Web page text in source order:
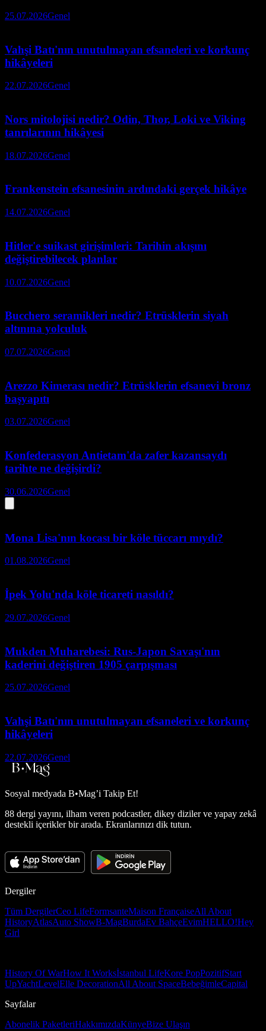
25.07.2026Genel
Vahşi Batı'nın unutulmayan efsaneleri ve korkunç
hikâyeleri
22.07.2026Genel
Nors mitolojisi nedir? Odin, Thor, Loki ve Viking
tanrılarının hikâyesi
18.07.2026Genel
Frankenstein efsanesinin ardındaki gerçek hikâye
14.07.2026Genel
Hitler'e suikast girişimleri: Tarihin akışını
değiştirebilecek planlar
10.07.2026Genel
Bucchero seramikleri nedir? Etrüsklerin siyah
altınına yolculuk
07.07.2026Genel
Arezzo Kimerası nedir? Etrüsklerin efsanevi bronz
başyapıtı
03.07.2026Genel
Konfederasyon Antietam'da zafer kazansaydı
tarihte ne değişirdi?
30.06.2026Genel
Mona Lisa'nın kocası bir köle tüccarı mıydı?
01.08.2026Genel
İpek Yolu'nda köle ticareti nasıldı?
29.07.2026Genel
Mukden Muharebesi: Rus-Japon Savaşı'nın
kaderini değiştiren 1905 çarpışması
25.07.2026Genel
Vahşi Batı'nın unutulmayan efsaneleri ve korkunç
hikâyeleri
22.07.2026Genel
Sosyal medyada B•Mag’i Takip Et!
88 dergi yayını, ilham veren podcastler, dikey diziler ve yapay zekâ
destekli içerikler bir arada. Ekranlarınızı dik tutun.
Dergiler
Tüm DergilerCeo LifeFormsanteMaison FrançaiseAll About
HistoryAtlasAuto ShowB-MagBurdaEv BahçeEvimHELLO!Hey
Girl
History Of WarHow It Worksİstanbul LifeKore PopPozitifStart
UpYachtLevelElle DecorationAll About SpaceBebeğimleCapital
Sayfalar
Abonelik PaketleriHakkımızdaKünyeBize Ulaşın